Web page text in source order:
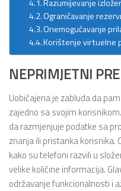
Razumijevanje
Ograničavanje
Onemogućavanje
Korištenje virtuelne
NEPRIMJETNI
Uobičajena je zabluda da
zajedno sa svojim
da razmjenjuje podatke sa
znanja ili pristanka korisnika.
kako su telefoni razvili u
velike količine informacija.
održavanje funkcionalnosti i